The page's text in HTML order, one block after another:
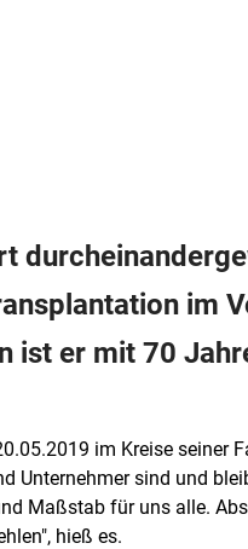
im
ist er mit 70
im Kreise seiner
Unternehmer sind und
Maßstab für uns alle.
hieß es.